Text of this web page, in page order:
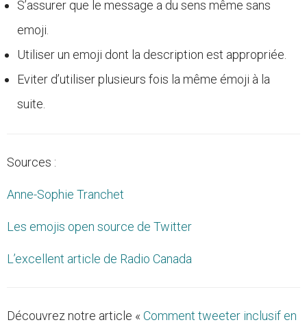
S’assurer que le message a du sens même sans
emoji.
Utiliser un emoji dont la description est appropriée.
Eviter d’utiliser plusieurs fois la même émoji à la
suite.
Sources :
Anne-Sophie Tranchet
Les emojis open source de Twitter
L’excellent article de Radio Canada
Découvrez notre article « Comment tweeter inclusif en